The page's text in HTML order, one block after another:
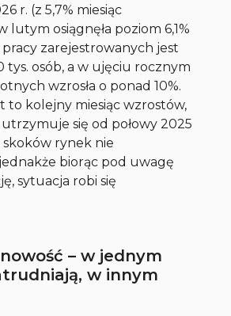
r. (z 5,7% miesiąc
lutym osiągnęła poziom 6,1%
zarejestrowanych jest
tys. osób, a w ujęciu rocznym
wzrosła o ponad 10%.
to kolejny miesiąc wzrostów,
się od połowy 2025
rynek nie
biorąc pod uwagę
sytuacja robi się
– w jednym
w innym